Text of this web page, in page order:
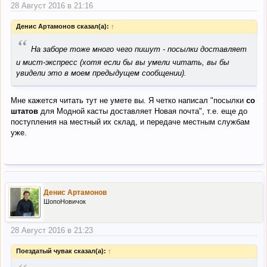
28 Август 2016 в 21:16
Денис Артамонов сказал(а): ↑
“ На заборе тоже много чего пишут - посылки доставляет
и мист-экспресс (хотя если бы вы умели читать, вы бы
увидели это в моем предыдущем сообщении).
Мне кажется читать тут не умете вы. Я четко написал "посылки со
штатов для Модной касты доставляет Новая почта", т.е. еще до
поступления на местный их склад, и передаче местным службам
уже.
Денис Артамонов
ШопоНовичок
28 Август 2016 в 21:23
Поездатый чувак сказал(а): ↑